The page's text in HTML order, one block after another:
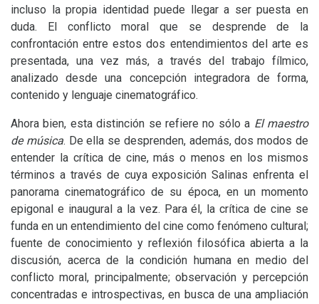
incluso la propia identidad puede llegar a ser puesta en
duda. El conflicto moral que se desprende de la
confrontación entre estos dos entendimientos del arte es
presentada, una vez más, a través del trabajo fílmico,
analizado desde una concepción integradora de forma,
contenido y lenguaje cinematográfico.
Ahora bien, esta distinción se refiere no sólo a El maestro
de música. De ella se desprenden, además, dos modos de
entender la crítica de cine, más o menos en los mismos
términos a través de cuya exposición Salinas enfrenta el
panorama cinematográfico de su época, en un momento
epigonal e inaugural a la vez. Para él, la crítica de cine se
funda en un entendimiento del cine como fenómeno cultural;
fuente de conocimiento y reflexión filosófica abierta a la
discusión, acerca de la condición humana en medio del
conflicto moral, principalmente; observación y percepción
concentradas e introspectivas, en busca de una ampliación